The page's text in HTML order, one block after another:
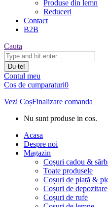
Produse din lemn
Reduceri
Contact
B2B
Căutare:
Cauta
Contul meu
Cos de cumparaturi0
Vezi CoșFinalizare comanda
Nu sunt produse in cos.
Acasa
Despre noi
Magazin
Coșuri cadou &
Toate produsele
Coșuri de piață &
Coșuri de depozitare
Coșuri de rufe